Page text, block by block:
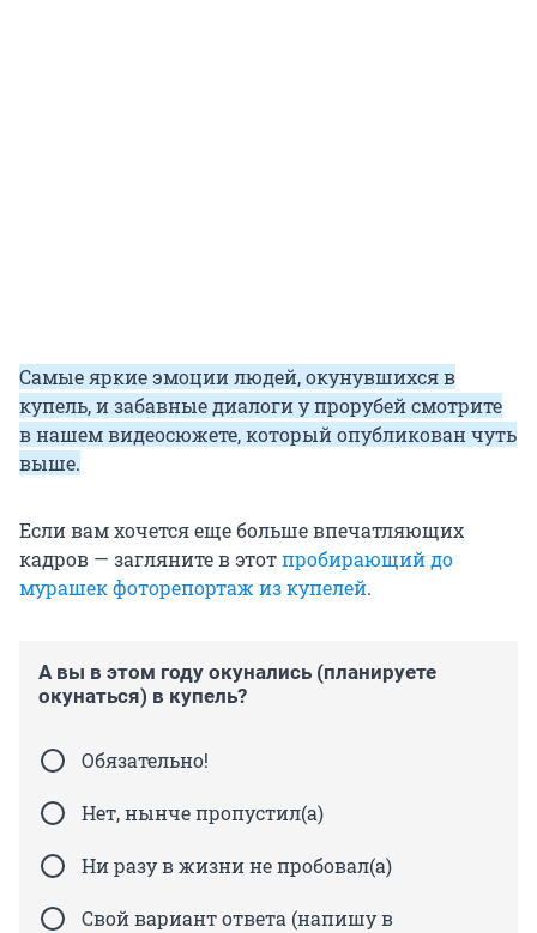
Самые яркие эмоции людей, окунувшихся в
купель, и забавные диалоги у прорубей смотрите
в нашем видеосюжете, который опубликован чуть
выше.
Если вам хочется еще больше впечатляющих
кадров — загляните в этотпробирающий до
мурашек фоторепортаж из купелей.
А вы в этом году окунались (планируете
окунаться) в купель?
Обязательно!
Нет, нынче пропустил(а)
Ни разу в жизни не пробовал(а)
Свой вариант ответа (напишу в